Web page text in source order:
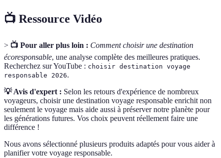
📺 Ressource Vidéo
> 📺 Pour aller plus loin : Comment choisir une destination
écoresponsable, une analyse complète des meilleures pratiques.
Recherchez sur YouTube : choisir destination voyage
responsable 2026.
💡 Avis d'expert : Selon les retours d'expérience de nombreux
voyageurs, choisir une destination voyage responsable enrichit non
seulement le voyage mais aide aussi à préserver notre planète pour
les générations futures. Vos choix peuvent réellement faire une
différence !
Nous avons sélectionné plusieurs produits adaptés pour vous aider à
planifier votre voyage responsable.